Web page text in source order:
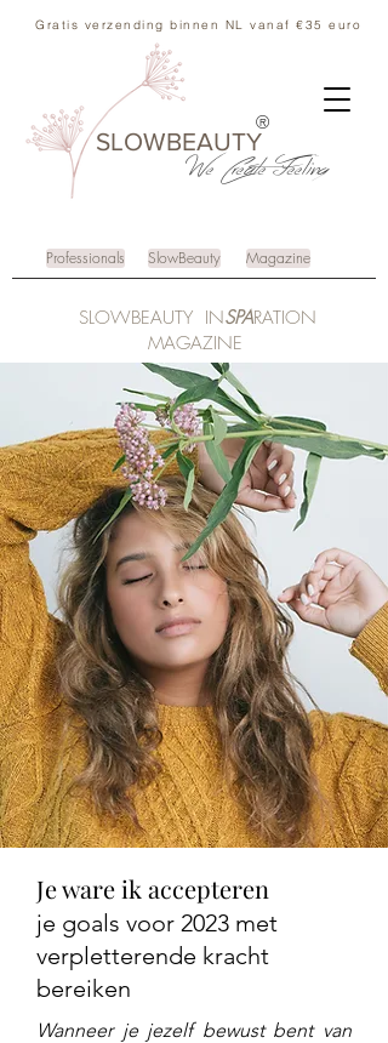
Gratis verzending binnen NL vanaf €35 euro
SLOWBEAUTY
We CreateFeeling
®
Professionals SlowBeauty Magazine
SLOWBEAUTY INSPARATION
MAGAZINE
Je ware ik accepteren
je goals voor 2023 met
verpletterende kracht
bereiken
Wanneer je jezelf bewust bent van